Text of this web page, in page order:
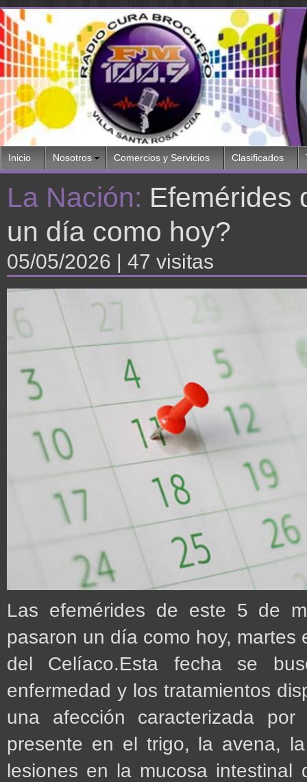
Inicio Nosotros Comercios y Servicios Clasificados
La Nación: Efemérides
un día como hoy?
05/05/2026 | 47 visitas
Las efemérides de este 5 de
pasaron un día como hoy,
del Celíaco.Esta fecha se
enfermedad y los tratamientos
una afección caracterizada
presente en el trigo, la avena,
lesiones en la mucosa intestinal